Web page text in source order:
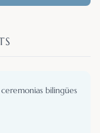
bilingües